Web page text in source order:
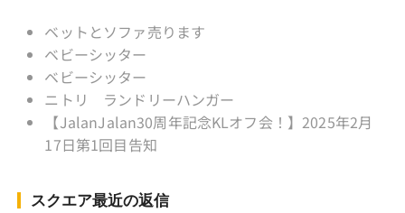
ベットとソファ売ります
ベビーシッター
ベビーシッター
ニトリ ランドリーハンガー
【JalanJalan30周年記念KLオフ会！】2025年2月
17日第1回目告知
スクエア最近の返信